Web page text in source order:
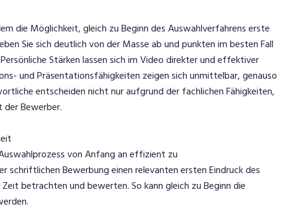
die Möglichkeit, gleich zu Beginn des Auswahlverfahrens erste
Sie sich deutlich von der Masse ab und punkten im besten Fall
Stärken lassen sich im Video direkter und effektiver
und Präsentationsfähigkeiten zeigen sich unmittelbar, genauso
entscheiden nicht nur aufgrund der fachlichen Fähigkeiten,
der Bewerber.
von Anfang an effizient zu
schriftlichen Bewerbung einen relevanten ersten Eindruck des
betrachten und bewerten. So kann gleich zu Beginn die